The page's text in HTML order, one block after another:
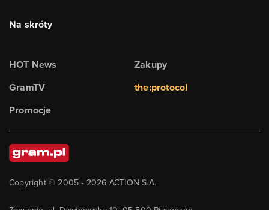
Na skróty
HOT News
GramTV
Promocje
Zakupy
the:protocol
Copyright © 2005 - 2026 ACTION S.A.